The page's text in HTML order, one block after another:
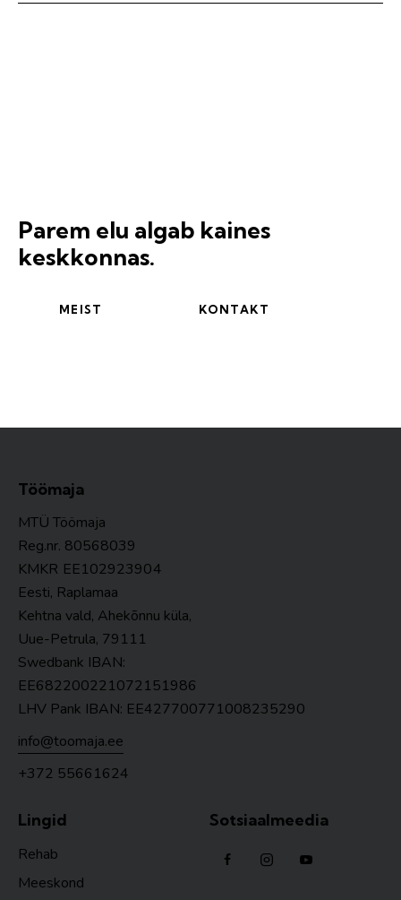
Parem elu algab kaines
keskkonnas.
MEIST KONTAKT
Töömaja
MTÜ Töömaja
Reg.nr. 80568039
KMKR EE102923904
Eesti, Raplamaa
Kehtna vald, Ahekõnnu küla,
Uue-Petrula, 79111
Swedbank IBAN:
EE682200221072151986
LHV Pank IBAN: EE427700771008235290
info@toomaja.ee
+372 55661624
Lingid
Rehab
Meeskond
Sotsiaalmeedia